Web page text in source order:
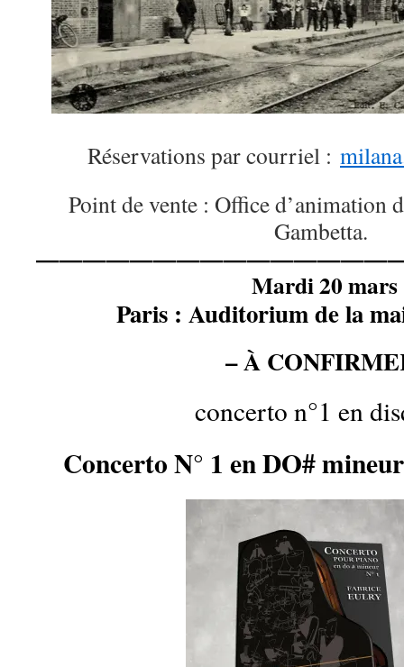
Réservations par courriel :
Point de vente : Office d’animation
Gambetta.
Mardi 20 mars
Paris : Auditorium de la
– À
concerto n°1 en
Concerto N° 1 en DO#